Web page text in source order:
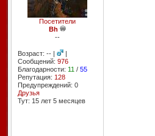
Посетители
Bh
--
Возраст: -- |
|
Сообщений: 976
Благодарности: 11 / 55
Репутация: 128
Предупреждений: 0
Друзья
Тут: 15 лет 5 месяцев